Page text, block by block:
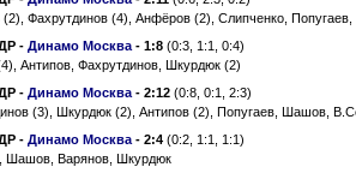
(2), Фахрутдинов (4), Анфёров (2), Слипченко,
- Динамо Москва - 1:8 (0:3, 1:1, 0:4)
Антипов, Фахрутдинов, Шкурдюк (2)
- Динамо Москва - 2:12 (0:8, 0:1, 2:3)
(3), Шкурдюк (2), Антипов (2), Попугаев, Шашов,
- Динамо Москва - 2:4 (0:2, 1:1, 1:1)
Шашов, Варянов, Шкурдюк